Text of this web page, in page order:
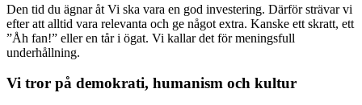
Den tid du ägnar åt Vi ska vara en god investering. Därför strävar vi
efter att alltid vara relevanta och ge något extra. Kanske ett skratt, ett
”Åh fan!” eller en tår i ögat. Vi kallar det för meningsfull
underhållning.
Vi tror på demokrati, humanism och kultur